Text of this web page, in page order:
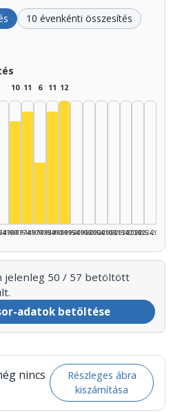
10 évenkénti összesítés
10
1970–1974
11
1975–1979
6
1980–1984
11
1985–1989
12
1990–1994
1995–1999
2000–2004
2005–2009
2010–2014
2015–2019
2020–2024
2025–2026
jelenleg 50 / 57 betöltött
adatok betöltése
nincs
Részleges ábra
kiszámítása